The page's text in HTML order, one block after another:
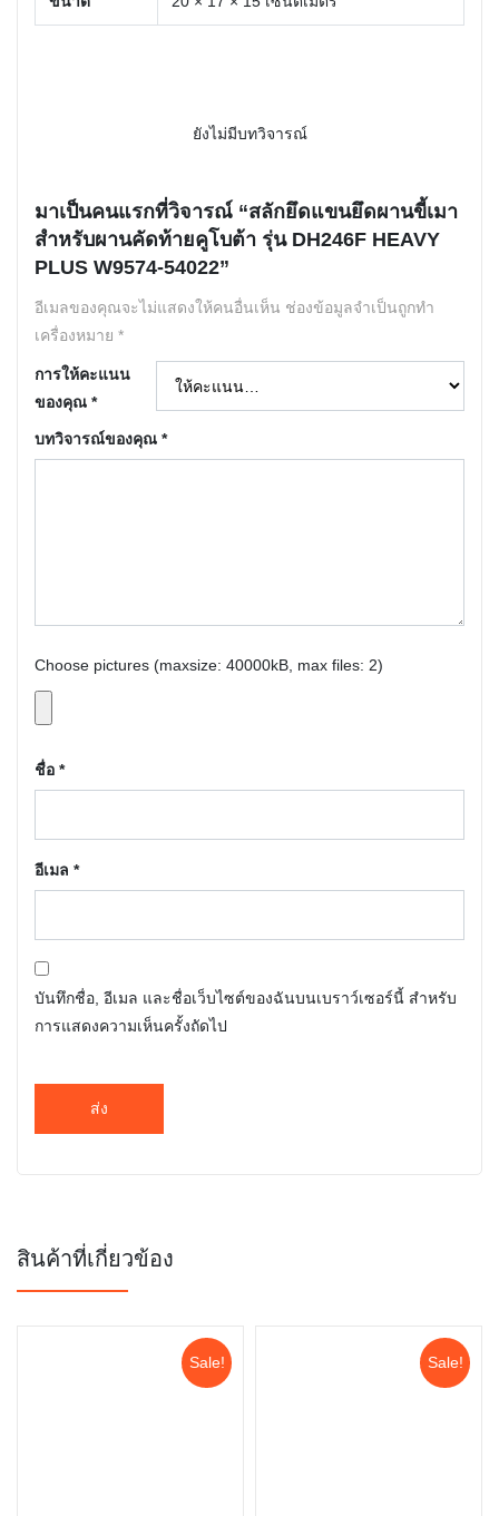
ยังไม่มีบทวิจารณ์
มาเป็นคนแรกที่วิจารณ์ “สลักยึดแขนยึดผานขี้เมา
สำหรับผานคัดท้ายคูโบต้า รุ่น DH246F HEAVY
PLUS W9574-54022”
อีเมลของคุณจะไม่แสดงให้คนอื่นเห็น ช่องข้อมูลจำเป็นถูกทำ
เครื่องหมาย *
การให้คะแนน
ของคุณ *
บทวิจารณ์ของคุณ *
Choose pictures (maxsize: 40000kB, max files: 2)
ชื่อ *
อีเมล *
บันทึกชื่อ, อีเมล และชื่อเว็บไซต์ของฉันบนเบราว์เซอร์นี้ สำหรับ
การแสดงความเห็นครั้งถัดไป
สินค้าที่เกี่ยวข้อง
Sale! Sale!